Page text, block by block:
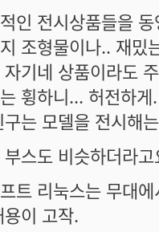
인 전시상품들을
조형물이나.. 재밌
자기네 상품이라도
휭하니... 허전하게.
구는 모델을 전시해
부스도 비슷하더라
트 리눅스는 무대
이 고작.